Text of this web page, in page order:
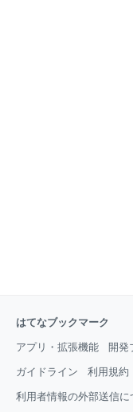
はてなブックマーク
アプリ・拡張機能 開発
ガイドライン 利用規約
利用者情報の外部送信に